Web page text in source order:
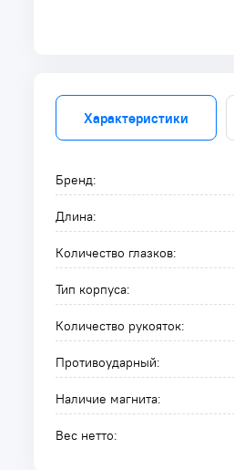
Характеристики
Бренд:
Длина:
Количество глазков:
Тип корпуса:
Количество рукояток:
Противоударный:
Наличие магнита:
Вес нетто: